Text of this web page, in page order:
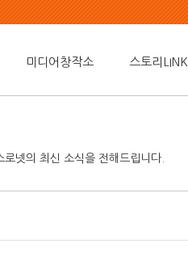
미디어창작소 스토리LINK
로넷의 최신 소식을 전해드립니다.